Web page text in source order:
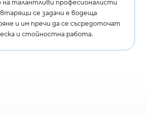
талантливи професионалисти
се задачи е водеща
и им пречи да се съсредоточат
и стойностна работа.